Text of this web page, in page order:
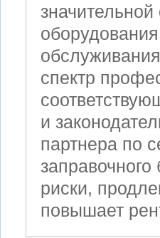
оборудования
спектр
и
партнера по
риски,
повышает